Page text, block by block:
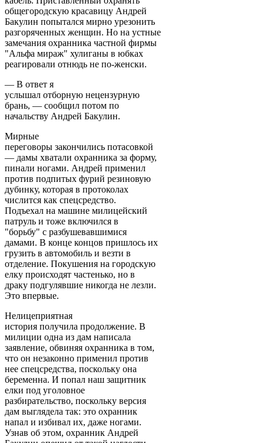
общегородскую красавицу Андрей
Бакулин попытался мирно урезонить
разгоряченных женщин. Но на устные
замечания охранника частной фирмы
"Альфа мираж" хулиганы в юбках
реагировали отнюдь не по-женски.
— В ответ я
услышал отборную нецензурную
брань, — сообщил потом по
начальству Андрей Бакулин.
Мирные
переговоры закончились потасовкой
— дамы хватали охранника за форму,
пинали ногами. Андрей применил
против подпитых фурий резиновую
дубинку, которая в протоколах
числится как спецсредство.
Подъехал на машине милицейский
патруль и тоже включился в
"борьбу" с разбушевавшимися
дамами. В конце концов пришлось их
грузить в автомобиль и везти в
отделение. Покушения на городскую
елку происходят частенько, но в
драку подгулявшие никогда не лезли.
Это впервые.
Нелицеприятная
история получила продолжение. В
милиции одна из дам написала
заявление, обвиняя охранника в том,
что он незаконно применил против
нее спецсредства, поскольку она
беременна. И попал наш защитник
елки под уголовное
разбирательство, поскольку версия
дам выглядела так: это охранник
напал и избивал их, даже ногами.
Узнав об этом, охранник Андрей